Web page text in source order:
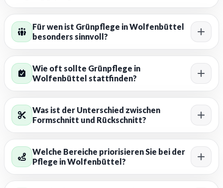
Für wen ist Grünpflege in Wolfenbüttel
besonders sinnvoll?
Wie oft sollte Grünpflege in
Wolfenbüttel stattfinden?
Was ist der Unterschied zwischen
Formschnitt und Rückschnitt?
Welche Bereiche priorisieren Sie bei der
Pflege in Wolfenbüttel?